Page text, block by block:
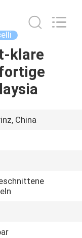
klare
China